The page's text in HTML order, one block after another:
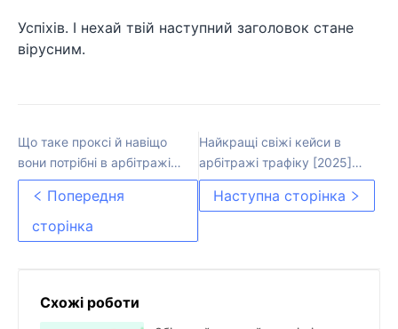
Успіхів. І нехай твій наступний заголовок стане
вірусним.
Що таке проксі й навіщо
вони потрібні в арбітражі
трафіку у 2025 році
Попередня
сторінка
Найкращі свіжі кейси в
арбітражі трафіку [2025]
— Актуальна добірка
Наступна сторінка
Схожі роботи